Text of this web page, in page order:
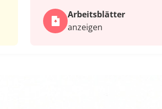
Arbeits­blätter
anzeigen